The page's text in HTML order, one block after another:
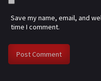
Save my name, email, and
time I comment.